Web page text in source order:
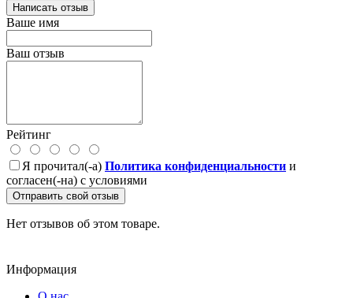
Написать отзыв
Ваше имя
Ваш отзыв
Рейтинг
Я прочитал(-а) Политика конфиденциальности и
согласен(-на) с условиями
Отправить свой отзыв
Нет отзывов об этом товаре.
Информация